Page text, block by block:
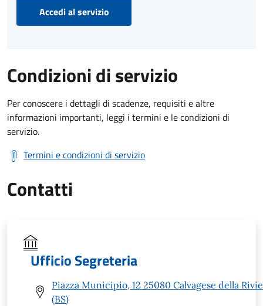
Accedi al servizio
Condizioni di servizio
Per conoscere i dettagli di scadenze, requisiti e altre
informazioni importanti, leggi i termini e le condizioni di
servizio.
Termini e condizioni di servizio
Contatti
Ufficio Segreteria
Piazza Municipio, 12 25080 Calvagese della
(BS)